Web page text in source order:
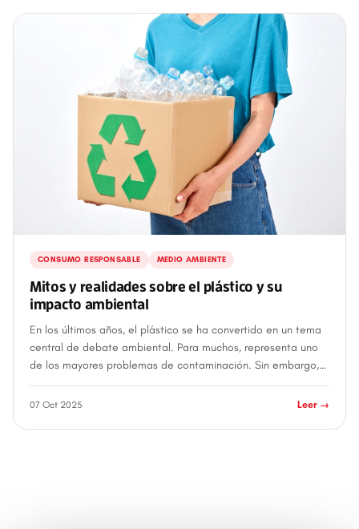
CONSUMO RESPONSABLE MEDIO AMBIENTE
Mitos y realidades sobre el plástico y su
impacto ambiental
En los últimos años, el plástico se ha convertido en un tema
central de debate ambiental. Para muchos, representa uno
de los mayores problemas de contaminación. Sin embargo,
gran parte de lo que se di...
07 Oct 2025 Leer →